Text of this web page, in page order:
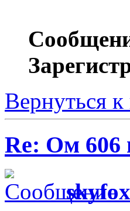
Вернуться к
Re: Ом 606